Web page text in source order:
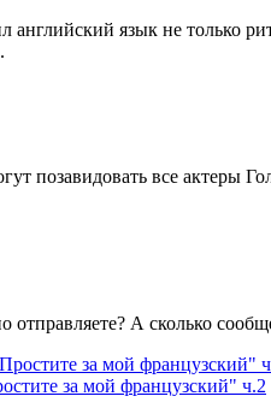
английский язык не только
позавидовать все актеры
отправляете? А сколько
за мой французский" ч.2